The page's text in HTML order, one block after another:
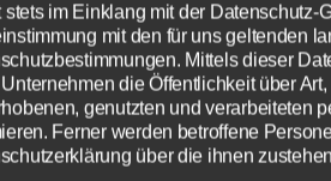
stets im Einklang mit der Datenschutz-
mit den für uns geltenden
Mittels dieser
die Öffentlichkeit über
genutzten und verarbeiteten
Ferner werden betroffene
über die ihnen